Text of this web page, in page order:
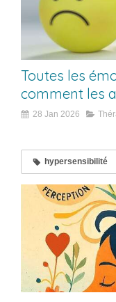
Toutes les
comment les
28 Jan 2026
hypersensibilité